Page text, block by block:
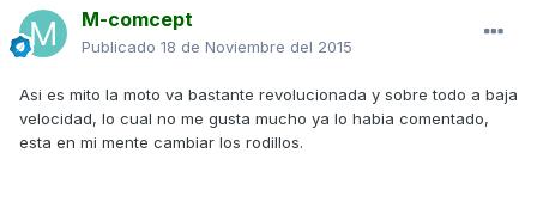
M-comcept
Publicado 18 de Noviembre del 2015
Asi es mito la moto va bastante revolucionada y sobre todo a baja
velocidad, lo cual no me gusta mucho ya lo habia comentado,
esta en mi mente cambiar los rodillos.